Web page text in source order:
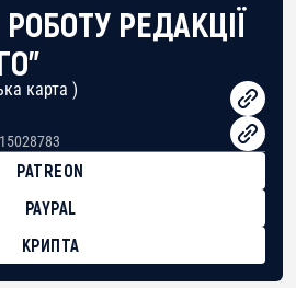
РЕДАКЦІЇ
карта )
PATREON
PAYPAL
КРИПТА